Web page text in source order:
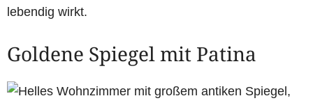
lebendig wirkt.
Goldene Spiegel mit Patina